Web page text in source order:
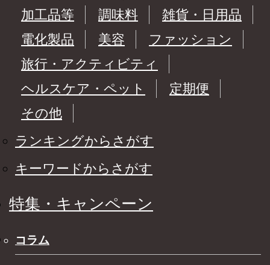
加工品等
調味料
雑貨・日用品
電化製品
美容
ファッション
旅行・アクティビティ
ヘルスケア・ペット
定期便
その他
ランキングからさがす
キーワードからさがす
特集・キャンペーン
コラム